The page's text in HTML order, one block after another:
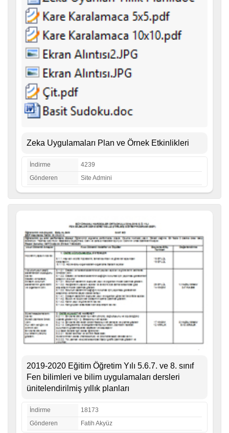
Zeka Uygulamaları Plan ve Örnek Etkinlikleri
İndirme
4239
Gönderen
Site Admini
2019-2020 Eğitim Öğretim Yılı 5.6.7. ve 8. sınıf
Fen bilimleri ve bilim uygulamaları dersleri
ünitelendirilmiş yıllık planları
İndirme
18173
Gönderen
Fatih Akyüz